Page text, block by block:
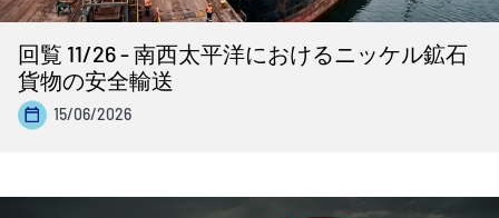
回覧 11/26 - 南西太平洋におけるニッケル鉱石
貨物の安全輸送
15/06/2026